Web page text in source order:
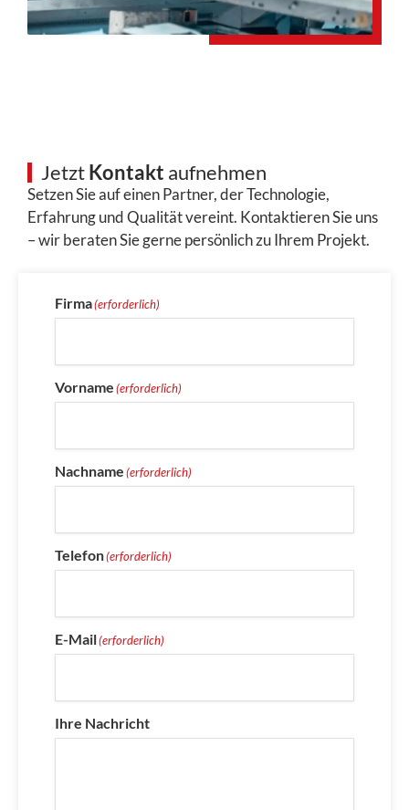
JetztKontakt aufnehmen
Setzen Sie auf einen Partner, der Technologie,
Erfahrung und Qualität vereint. Kontaktieren Sie uns
– wir beraten Sie gerne persönlich zu Ihrem Projekt.
Firma(erforderlich)
Vorname(erforderlich)
Nachname(erforderlich)
Telefon(erforderlich)
E-Mail(erforderlich)
Ihre Nachricht